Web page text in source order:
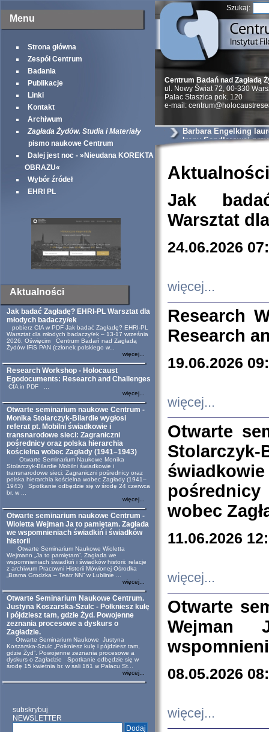
Menu
Strona główna
Zespół Centrum
Badania
Publikacje
Linki
Kontakt
Archiwum
Zagłada Żydów. Studia i Materiały
pismo naukowe Centrum
Dalej jest noc - »Nieudana KOREKTA
OBRAZU«
Wybór źródeł
EHRI PL
Aktualności
Jak badać Zagładę? EHRI-PL Warsztat dla
młodych badaczy/ek
pobierz CfA w PDF Jak badać Zagładę? EHRI-PL
Warsztat dla młodych badaczy/ek – 13-17 września
2026, Oświęcim Centrum Badań nad Zagładą
Żydów IFiS PAN (członek polskiego w...
więcej...
Research Workshop - Holocaust
Egodocuments: Research and Challenges
CfA in PDF ...
więcej...
Otwarte seminarium naukowe Centrum -
Monika Stolarczyk-Bilardie wygłosi
referat pt. Mobilni świadkowie i
transnarodowe sieci: Zagraniczni
pośrednicy oraz polska hierarchia
kościelna wobec Zagłady (1941–1943)
Otwarte Seminarium Naukowe Monika
Stolarczyk-Bilardie Mobilni świadkowie i
transnarodowe sieci: Zagraniczni pośrednicy oraz
polska hierarchia kościelna wobec Zagłady (1941–
1943) Spotkanie odbędzie się w środę 24 czerwca
br. w ...
więcej...
Otwarte seminarium naukowe Centrum -
Wioletta Wejman Ja to pamiętam. Zagłada
we wspomnieniach świadkiń i świadków
historii
Otwarte Seminarium Naukowe Wioletta
Wejmann „Ja to pamiętam”. Zagłada we
wspomnieniach świadkiń i świadków historii: relacje
z archiwum Pracowni Historii Mówionej Ośrodka
„Brama Grodzka – Teatr NN” w Lublinie ...
więcej...
Otwarte Seminarium Naukowe Centrum.
Justyna Koszarska-Szulc - Połkniesz kulę
i pójdziesz tam, gdzie Żyd. Powojenne
zeznania procesowe a dyskurs o
Zagładzie.
Otwarte Seminarium Naukowe Justyna
Koszarska-Szulc „Połkniesz kulę i pójdziesz tam,
gdzie Żyd”. Powojenne zeznania procesowe a
dyskurs o Zagładzie Spotkanie odbędzie się w
środę 15 kwietnia br. w sali 161 w Pałacu St...
więcej...
subskrybuj
NEWSLETTER
Szukaj:
Centrum Badań nad Zagładą
ul. Nowy Świat 72, 00-330
Palac Staszica pok. 120
e-mail:
Barbara Engelking
Ireny Sendlerowej
Aktualności
Jak
Warsztat
24.06.2026
więcej...
Research
Research
19.06.2026
więcej...
Otwarte
wobec
11.06.2026
więcej...
Otwarte
Wejman
08.05.2026
więcej...